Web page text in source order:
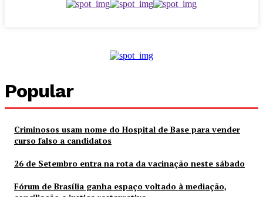
Popular
Criminosos usam nome do Hospital de Base para vender
curso falso a candidatos
26 de Setembro entra na rota da vacinação neste sábado
Fórum de Brasília ganha espaço voltado à mediação,